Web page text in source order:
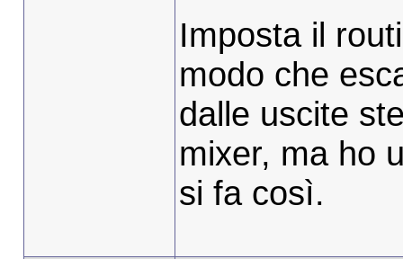
Imposta il
modo che
dalle uscite
mixer, ma ho
si fa così.